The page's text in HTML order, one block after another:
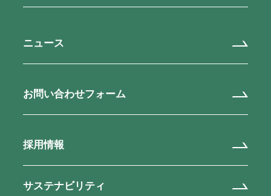
ニュース
お問い合わせフォーム
採用情報
サステナビリティ